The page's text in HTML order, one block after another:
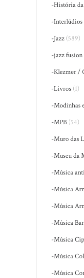
-História
-Interlúdios
-Jazz (589)
-jazz fusion
-Klezmer /
-Livros (1)
-Modinhas
-MPB (54)
-Muro das
-Museu da
-Música
-Música
-Música
-Música
-Música
-Música
-Música